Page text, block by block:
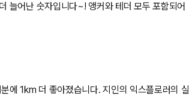
늘어난 숫자입니다~! 앵커와 테더 모두 포함되어
에 1km 더 좋아졌습니다. 지인의 익스플로러의 실